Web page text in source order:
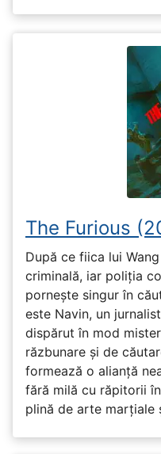
The Furious
După ce fiica lui
criminală, iar poliția
pornește singur în
este Navin, un
dispărut în mod
răzbunare și de
formează o alianță
fără milă cu răpitorii
plină de arte marțiale